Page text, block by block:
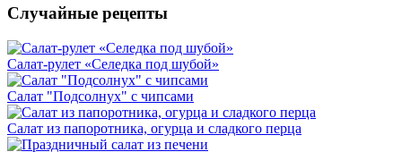
Случайные рецепты
Салат-рулет «Селедка под шубой»
Салат "Подсолнух" с чипсами
Салат из папоротника, огурца и сладкого перца